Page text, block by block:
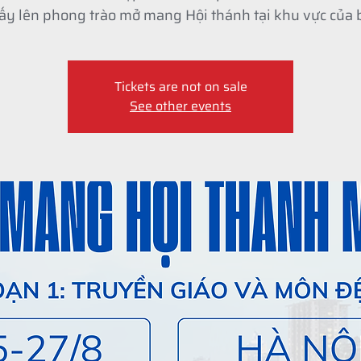
lên phong trào mở mang Hội thánh tại khu vực của
Tickets are not on sale
See other events